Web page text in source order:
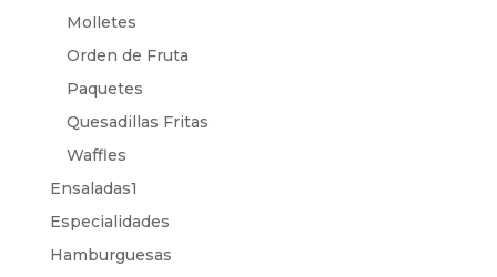
Molletes
Orden de Fruta
Paquetes
Quesadillas Fritas
Waffles
Ensaladas1
Especialidades
Hamburguesas